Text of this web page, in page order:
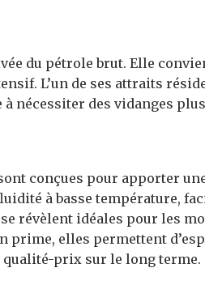
du pétrole brut. Elle
L’un de ses attraits
nécessiter des vidanges
conçues pour apporter
à basse température,
révèlent idéales pour les
elles permettent
prix sur le long terme.